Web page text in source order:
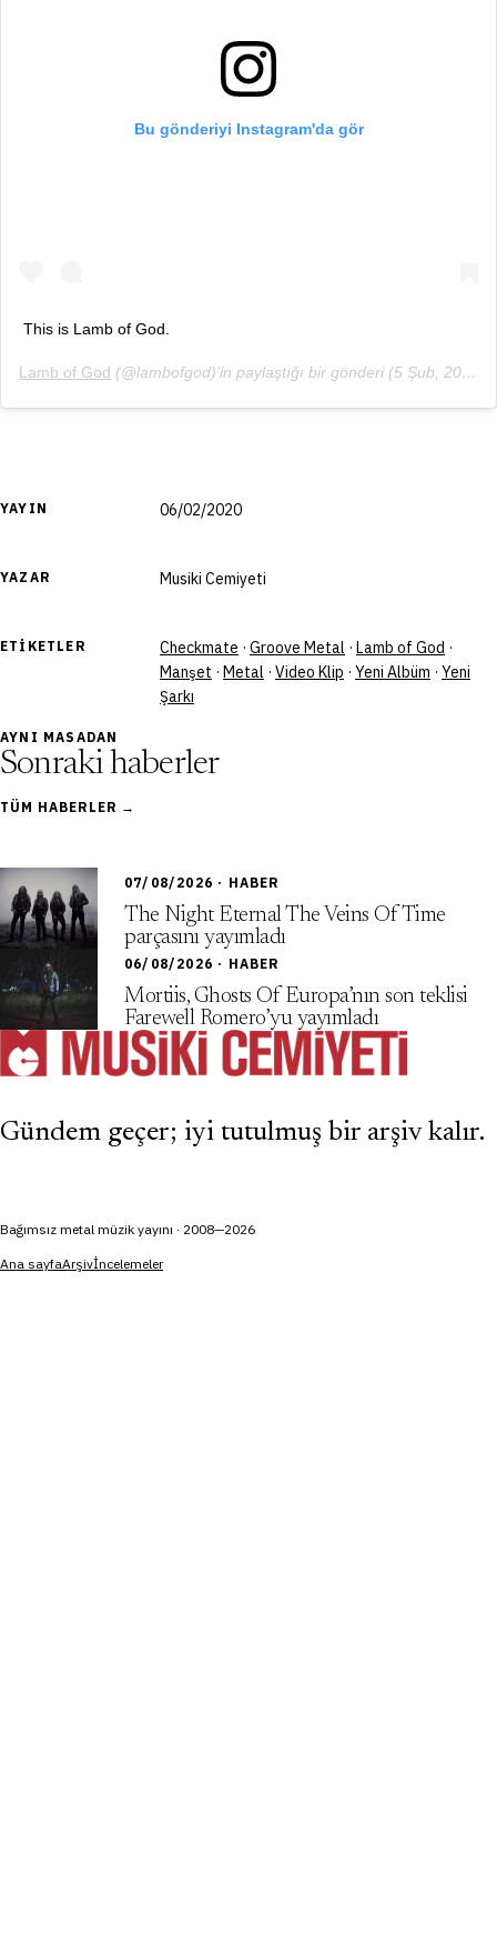
YAYIN 06/02/2020
YAZAR Musiki Cemiyeti
ETIKETLER Checkmate · Groove Metal · Lamb of God ·
Manşet · Metal · Video Klip · Yeni Albüm · Yeni
Şarkı
Bu gönderiyi Instagram'da gör
This is Lamb of God.
Lamb of God (@lambofgod)'in paylaştığı bir gönderi (5 Şub, 2020, 1:42ös PST
AYNI MASADAN
Sonraki haberler
TÜM HABERLER →
07/08/2026 · HABER
The Night Eternal The Veins Of Time
parçasını yayımladı
06/08/2026 · HABER
Mortiis, Ghosts Of Europa’nın son teklisi
Farewell Romero’yu yayımladı
Gündem geçer; iyi tutulmuş bir arşiv kalır.
Bağımsız metal müzik yayını · 2008—2026
Ana sayfaArşivİncelemeler